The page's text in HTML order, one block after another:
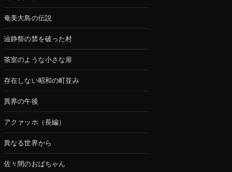
奄美大島の伝説
辿静祭の禁を破った村
茶室のような小さな扉
存在しない昭和の町並み
異界の午後
アクァッホ（長編）
異なる世界から
佐々間のおばちゃん